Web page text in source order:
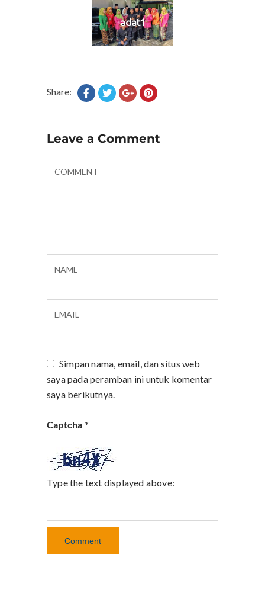
adat1
Share:
Leave a Comment
Simpan nama, email, dan situs web
saya pada peramban ini untuk komentar
saya berikutnya.
Captcha *
Type the text displayed above: